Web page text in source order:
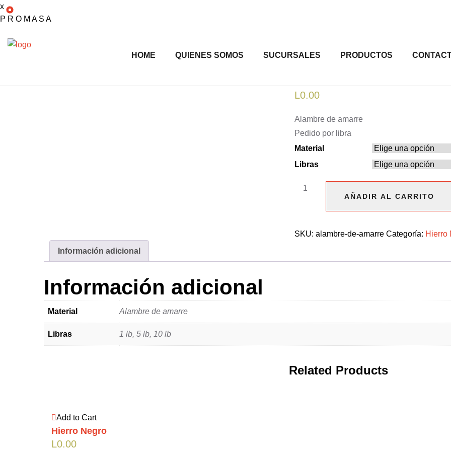
x
P R O M A S A
HOME QUIENES SOMOS SUCURSALES PRODUCTOS
L0.00
Alambre de amarre
Pedido por libra
Material
Libras
Alambre
AÑADIR AL CARRITO
AÑADIR AL CARRITO
SKU: alambre-de-amarre Categoría: Hierro
Información adicional
Información adicional
Material Alambre de amarre
Libras 1 lb, 5 lb, 10 lb
Related Products
Add to Cart
Hierro Negro
L0.00